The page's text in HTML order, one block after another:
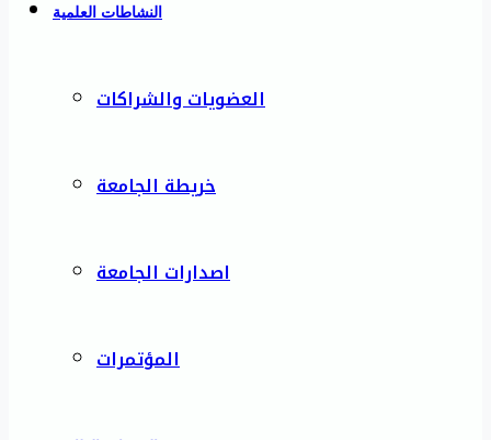
النشاطات العلمية
العضويات والشراكات
خريطة الجامعة
اصدارات الجامعة
المؤتمرات